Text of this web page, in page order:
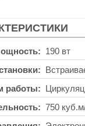
190 вт
работы
750